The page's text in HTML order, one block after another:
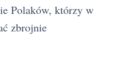
Polaków, którzy w
zbrojnie